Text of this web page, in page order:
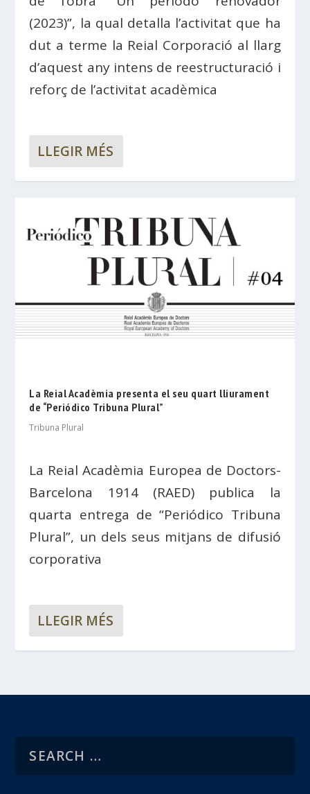
(2023)”, la qual detalla l’activitat que ha
dut a terme la Reial Corporació al llarg
d’aquest any intens de reestructuració i
reforç de l’activitat acadèmica
LLEGIR MÉS
La Reial Acadèmia presenta el seu quart lliurament
de “Periódico Tribuna Plural”
Tribuna Plural
La Reial Acadèmia Europea de Doctors-
Barcelona 1914 (RAED) publica la
quarta entrega de “Periódico Tribuna
Plural”, un dels seus mitjans de difusió
corporativa
LLEGIR MÉS